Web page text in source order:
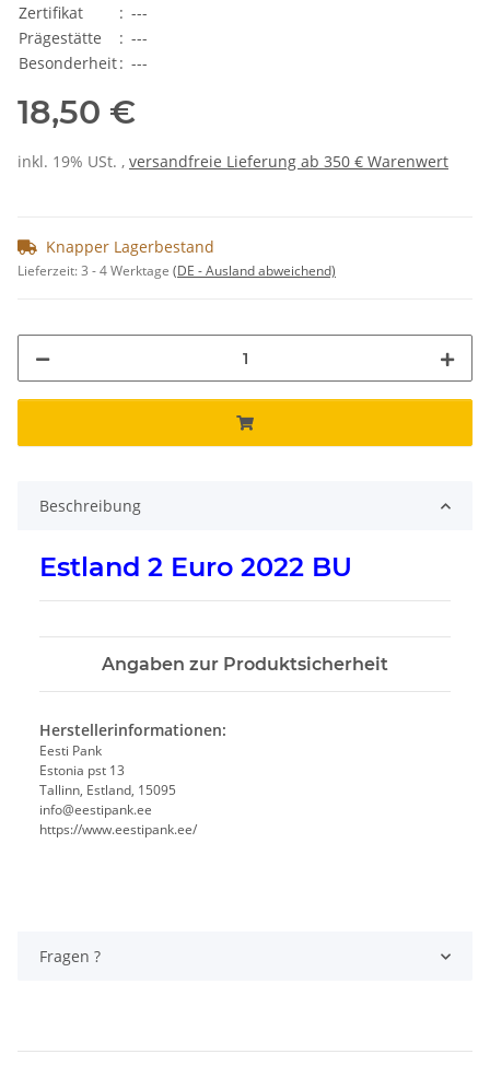
Zertifikat
: ---
Prägestätte
: ---
Besonderheit: ---
18,50 €
inkl. 19% USt. , versandfreie Lieferung ab 350 € Warenwert
Knapper Lagerbestand
Lieferzeit:3 - 4 Werktage (DE - Ausland abweichend)
Beschreibung
Estland 2 Euro 2022 BU
Angaben zur Produktsicherheit
Herstellerinformationen:
Eesti Pank
Estonia pst 13
Tallinn, Estland, 15095
info@eestipank.ee
https://www.eestipank.ee/
Fragen ?